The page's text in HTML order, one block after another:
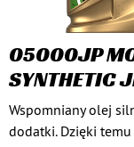
05000JP
SYNTHETIC
Wspomniany olej
dodatki. Dzięki